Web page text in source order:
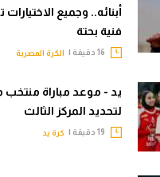
أبنائه.. وجميع
فنية بحتة
الكرة المصرية
يد - موعد مباراة منتخب
لتحديد المركز الثالث
كرة يد